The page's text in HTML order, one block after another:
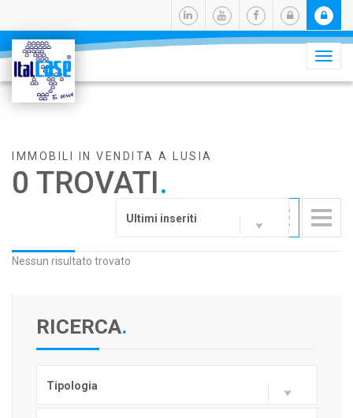
IMMOBILI IN VENDITA A LUSIA
0 TROVATI.
Ultimi inseriti
Nessun risultato trovato
RICERCA.
Tipologia